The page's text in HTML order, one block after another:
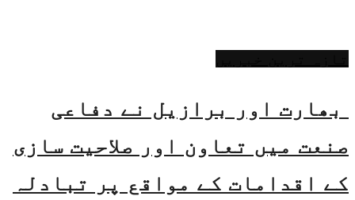
بھارت اور برازیل نے دفاعی
صنعت میں تعاون اور صلاحیت سازی
کے اقدامات کے مواقع پر تبادلہ